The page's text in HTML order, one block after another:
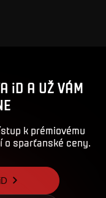
iD A UŽ VÁM
k prémiovému
o sparťanské ceny.